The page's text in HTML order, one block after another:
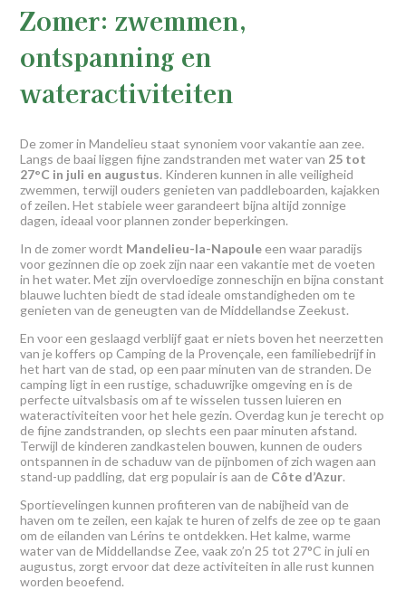
Zomer: zwemmen,
ontspanning en
wateractiviteiten
De zomer in Mandelieu staat synoniem voor vakantie aan zee.
Langs de baai liggen fijne zandstranden met water van 25 tot
27°C in juli en augustus. Kinderen kunnen in alle veiligheid
zwemmen, terwijl ouders genieten van paddleboarden, kajakken
of zeilen. Het stabiele weer garandeert bijna altijd zonnige
dagen, ideaal voor plannen zonder beperkingen.
In de zomer wordt Mandelieu-la-Napoule een waar paradijs
voor gezinnen die op zoek zijn naar een vakantie met de voeten
in het water. Met zijn overvloedige zonneschijn en bijna constant
blauwe luchten biedt de stad ideale omstandigheden om te
genieten van de geneugten van de Middellandse Zeekust.
En voor een geslaagd verblijf gaat er niets boven het neerzetten
van je koffers op Camping de la Provençale, een familiebedrijf in
het hart van de stad, op een paar minuten van de stranden. De
camping ligt in een rustige, schaduwrijke omgeving en is de
perfecte uitvalsbasis om af te wisselen tussen luieren en
wateractiviteiten voor het hele gezin. Overdag kun je terecht op
de fijne zandstranden, op slechts een paar minuten afstand.
Terwijl de kinderen zandkastelen bouwen, kunnen de ouders
ontspannen in de schaduw van de pijnbomen of zich wagen aan
stand-up paddling, dat erg populair is aan de Côte d’Azur.
Sportievelingen kunnen profiteren van de nabijheid van de
haven om te zeilen, een kajak te huren of zelfs de zee op te gaan
om de eilanden van Lérins te ontdekken. Het kalme, warme
water van de Middellandse Zee, vaak zo’n 25 tot 27°C in juli en
augustus, zorgt ervoor dat deze activiteiten in alle rust kunnen
worden beoefend.